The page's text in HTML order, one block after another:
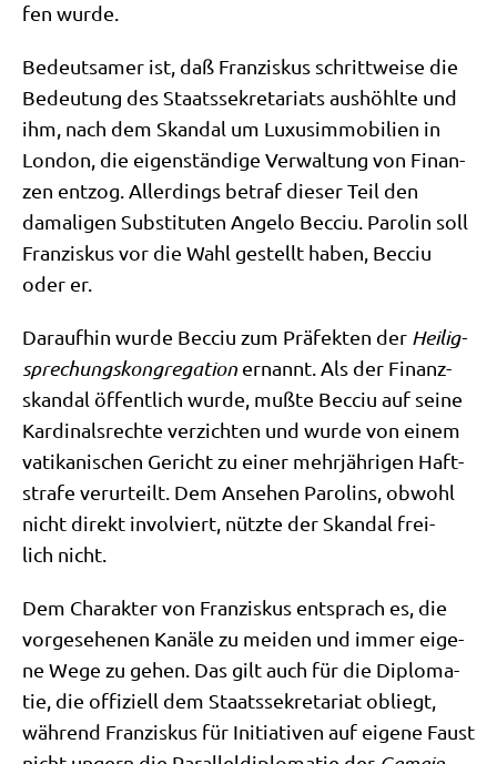
fen wurde.
Bedeut­sa­mer ist, daß Fran­zis­kus schritt­wei­se die
Bedeu­tung des Staats­se­kre­ta­ri­ats aus­höhl­te und
ihm, nach dem Skan­dal um Luxus­im­mo­bi­li­en in
Lon­don, die eigen­stän­di­ge Ver­wal­tung von Finan­
zen ent­zog. Aller­dings betraf die­ser Teil den
dama­li­gen Sub­sti­tu­ten Ange­lo Becciu. Paro­lin soll
Fran­zis­kus vor die Wahl gestellt haben, Becciu
oder er.
Dar­auf­hin wur­de Becciu zum Prä­fek­ten der Hei­lig­
spre­chungs­kon­gre­ga­ti­on ernannt. Als der Finanz­
skan­dal öffent­lich wur­de, muß­te Becciu auf sei­ne
Kar­di­nals­rech­te ver­zich­ten und wur­de von einem
vati­ka­ni­schen Gericht zu einer mehr­jäh­ri­gen Haft­
stra­fe ver­ur­teilt. Dem Anse­hen Paro­lins, obwohl
nicht direkt invol­viert, nütz­te der Skan­dal frei­
lich nicht.
Dem Cha­rak­ter von Fran­zis­kus ent­sprach es, die
vor­ge­se­he­nen Kanä­le zu mei­den und immer eige­
ne Wege zu gehen. Das gilt auch für die Diplo­ma­
tie, die offi­zi­ell dem Staats­se­kre­ta­ri­at obliegt,
wäh­rend Fran­zis­kus für Initia­ti­ven auf eige­ne Faust